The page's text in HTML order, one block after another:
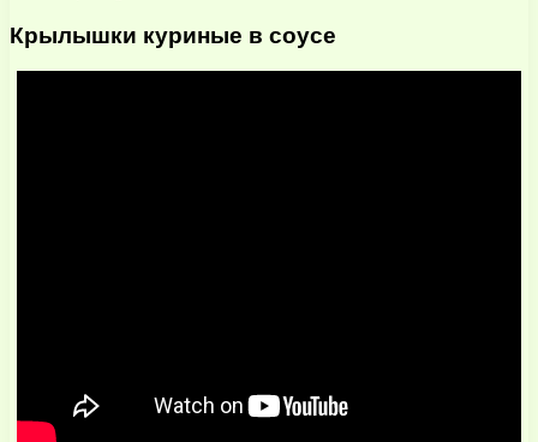
Крылышки куриные в соусе